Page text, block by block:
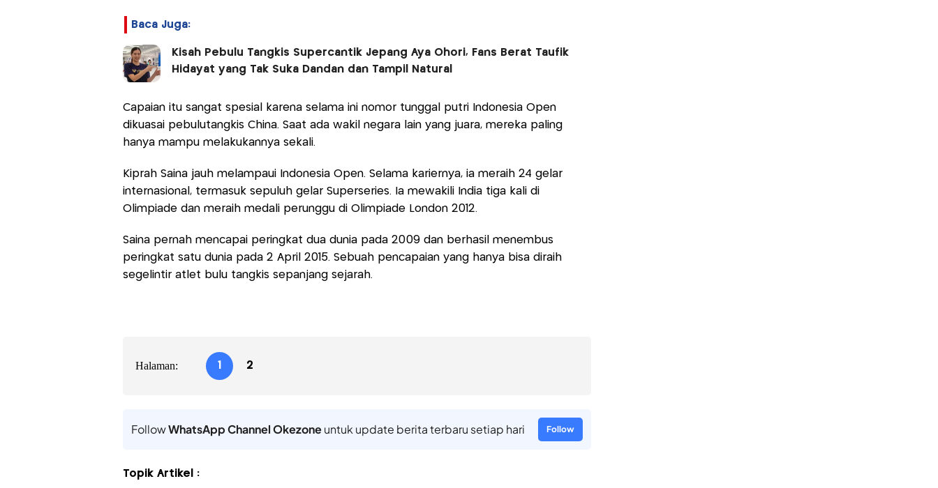
Baca Juga:
Kisah Pebulu Tangkis Supercantik Jepang Aya Ohori, Fans Berat Taufik
Hidayat yang Tak Suka Dandan dan Tampil Natural
Capaian itu sangat spesial karena selama ini nomor tunggal putri Indonesia Open
dikuasai pebulutangkis China. Saat ada wakil negara lain yang juara, mereka paling
hanya mampu melakukannya sekali.
Kiprah Saina jauh melampaui Indonesia Open. Selama kariernya, ia meraih 24 gelar
internasional, termasuk sepuluh gelar Superseries. Ia mewakili India tiga kali di
Olimpiade dan meraih medali perunggu di Olimpiade London 2012.
Saina pernah mencapai peringkat dua dunia pada 2009 dan berhasil menembus
peringkat satu dunia pada 2 April 2015. Sebuah pencapaian yang hanya bisa diraih
segelintir atlet bulu tangkis sepanjang sejarah.
Halaman: 1 2
FollowWhatsApp Channel Okezoneuntuk update berita terbaru setiap hari Follow
Topik Artikel :